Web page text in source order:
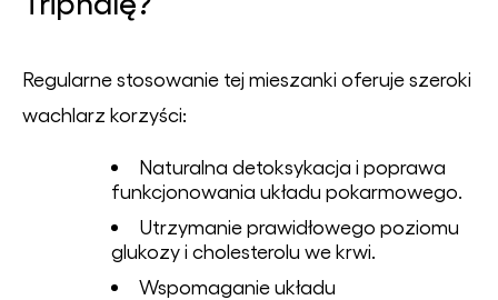
Regularne stosowanie tej mieszanki oferuje szeroki
wachlarz korzyści:
Naturalna detoksykacja i poprawa
funkcjonowania układu pokarmowego.
Utrzymanie prawidłowego poziomu
glukozy i cholesterolu we krwi.
Wspomaganie układu